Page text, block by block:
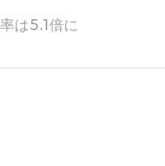
は5.1倍に